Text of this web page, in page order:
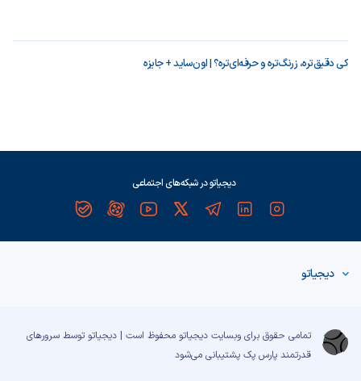
کی دقیق‌تره، زرنگ‌تره و حرفه‌ای‌تره؟ | اون‌ساید + جایزه
دیجیاتو در شبکه‌های اجتماعی
دیجیاتو
تمامی حقوق برای وبسایت دیجیاتو محفوظ است | دیجیاتو توسط سرورهای
قدرتمند پارس پک پشتیبانی می‌شود